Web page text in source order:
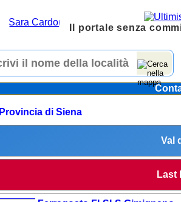
Il portale senza
Provincia di Siena
Val
Last